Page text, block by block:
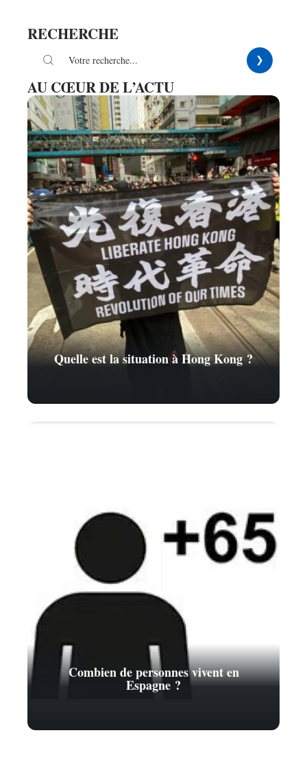
RECHERCHE
AU CŒUR DE L’ACTU
Quelle est la situation à Hong Kong ?
Combien de personnes vivent en
Espagne ?